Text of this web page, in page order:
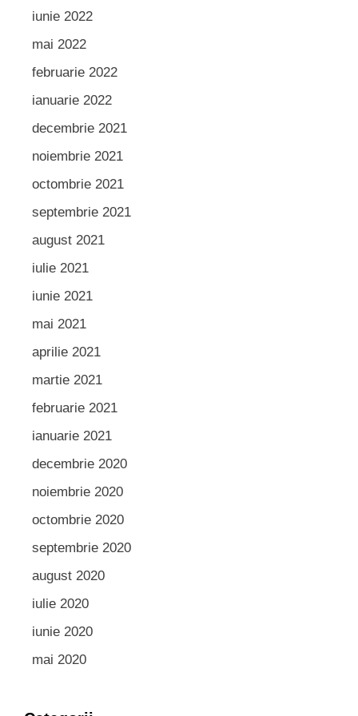
iunie 2022
mai 2022
februarie 2022
ianuarie 2022
decembrie 2021
noiembrie 2021
octombrie 2021
septembrie 2021
august 2021
iulie 2021
iunie 2021
mai 2021
aprilie 2021
martie 2021
februarie 2021
ianuarie 2021
decembrie 2020
noiembrie 2020
octombrie 2020
septembrie 2020
august 2020
iulie 2020
iunie 2020
mai 2020